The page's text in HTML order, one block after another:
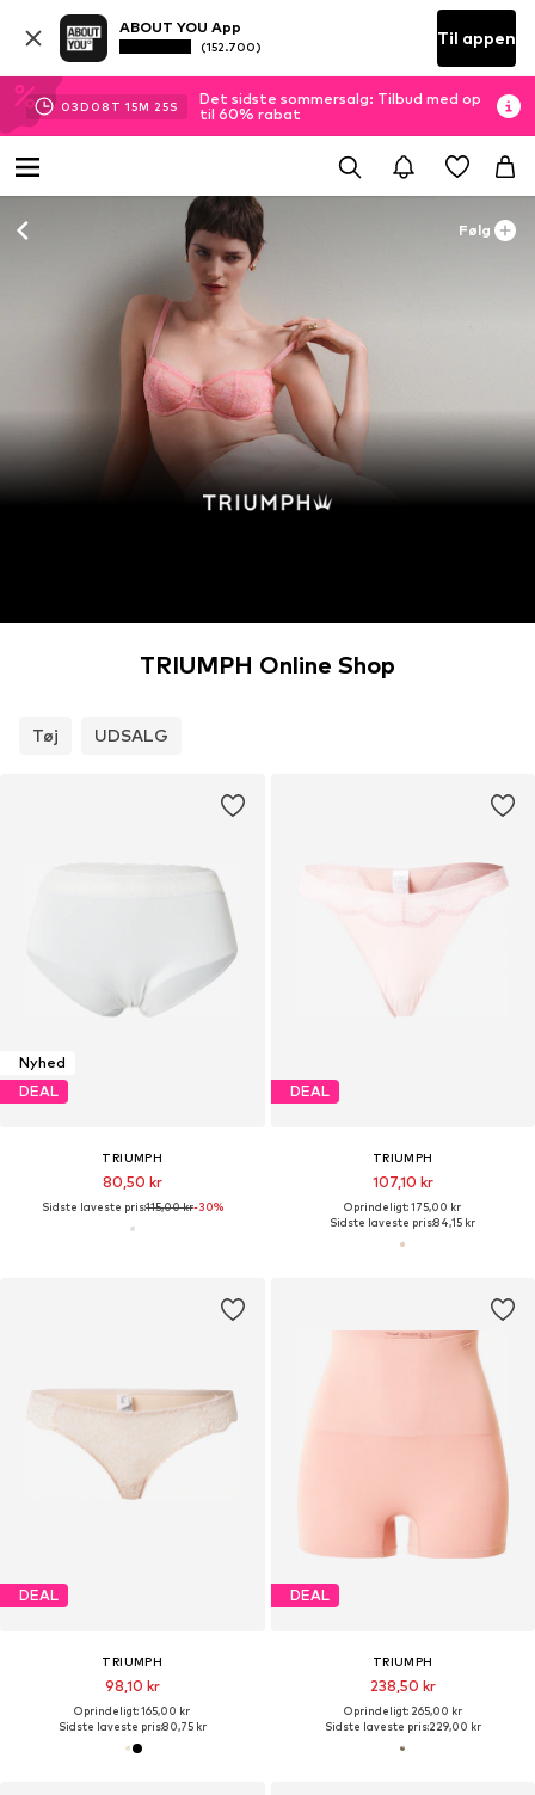
ABOUT YOU App
(152.700) Til appen
03D 08 T 15M 23S
Det sidste sommersalg: Tilbud med op
til 60% rabat
Følg
TRIUMPH Online Shop
Tøj UDSALG
Nyhed
DEAL
TRIUMPH
80,50 kr
Sidste laveste pris:115,00 kr-30%
DEAL
TRIUMPH
107,10 kr
Oprindeligt: 175,00 kr
Sidste laveste pris:84,15 kr
DEAL
TRIUMPH
98,10 kr
Oprindeligt: 165,00 kr
Sidste laveste pris:80,75 kr
DEAL
TRIUMPH
238,50 kr
Oprindeligt: 265,00 kr
Sidste laveste pris:229,00 kr